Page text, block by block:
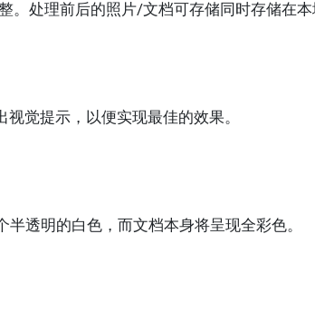
。处理前后的照片/文档可存储同时存储在本
觉提示，以便实现最佳的效果。
透明的白色，而文档本身将呈现全彩色。